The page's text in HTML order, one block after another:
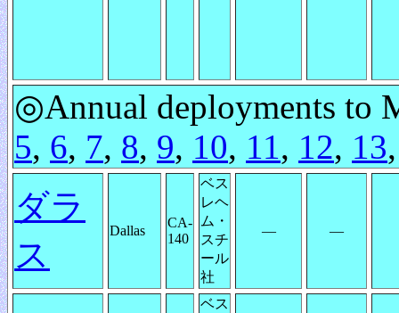
◎Annual deployments to
5, 6, 7, 8, 9, 10, 11, 12, 13
ダラ
ス
Dallas
CA-
140
ベス
レヘ
ム・
スチ
ール
社
― ―
ベス